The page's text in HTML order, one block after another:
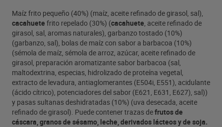
Maíz frito pequeño (40%) (maíz, aceite refinado de girasol, sal),
cacahuete frito repelado (30%) (cacahuete, aceite refinado de
girasol, sal, aromas naturales), garbanzo tostado (10%)
(garbanzo, sal), bolas de maíz con sabor a barbacoa (10%)
(sémola de maíz, sémola de arroz, azúcar, aceite refinado de
girasol, preparación aromatizante sabor barbacoa (sal,
maltodextrina, especias, hidrolizado de proteína vegetal,
extracto de levadura, antiaglomerantes (E504i, E551), acidulante
(ácido cítrico), potenciadores del sabor (E621, E631, E627), sal))
y pasas sultanas deshidratadas (10%) (uva desecada, aceite
refinado de girasol). Puede contener trazas defrutos de
cáscara, granos de sésamo, leche, derivados lácteos y de soja.